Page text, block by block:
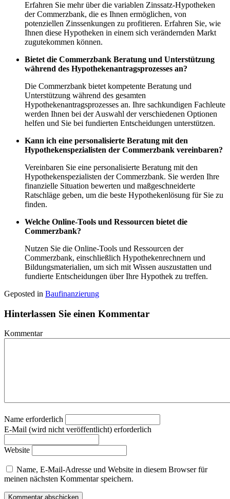
Erfahren Sie mehr über die variablen Zinssatz-Hypotheken
der Commerzbank, die es Ihnen ermöglichen, von
potenziellen Zinssenkungen zu profitieren. Erfahren Sie, wie
Ihnen diese Hypotheken in einem sich verändernden Markt
zugutekommen können.
Bietet die Commerzbank Beratung und Unterstützung
während des Hypothekenantragsprozesses an?
Die Commerzbank bietet kompetente Beratung und
Unterstützung während des gesamten
Hypothekenantragsprozesses an. Ihre sachkundigen Fachleute
werden Ihnen bei der Auswahl der verschiedenen Optionen
helfen und Sie bei fundierten Entscheidungen unterstützen.
Kann ich eine personalisierte Beratung mit den
Hypothekenspezialisten der Commerzbank vereinbaren?
Vereinbaren Sie eine personalisierte Beratung mit den
Hypothekenspezialisten der Commerzbank. Sie werden Ihre
finanzielle Situation bewerten und maßgeschneiderte
Ratschläge geben, um die beste Hypothekenlösung für Sie zu
finden.
Welche Online-Tools und Ressourcen bietet die
Commerzbank?
Nutzen Sie die Online-Tools und Ressourcen der
Commerzbank, einschließlich Hypothekenrechnern und
Bildungsmaterialien, um sich mit Wissen auszustatten und
fundierte Entscheidungen über Ihre Hypothek zu treffen.
Geposted in Baufinanzierung
Hinterlassen Sie einen Kommentar
Kommentar
Name erforderlich
E-Mail (wird nicht veröffentlicht) erforderlich
Website
Name, E-Mail-Adresse und Website in diesem Browser für
meinen nächsten Kommentar speichern.